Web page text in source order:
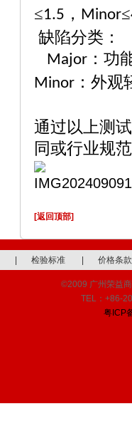
≤1.5 ， Minor≤
缺陷分类：
Major ：功
Minor ：外
通过以上测
同或行业规
[返回顶部]
检验标准 价格条款
©2009 广州荣益
TEL：+86-
粤ICP